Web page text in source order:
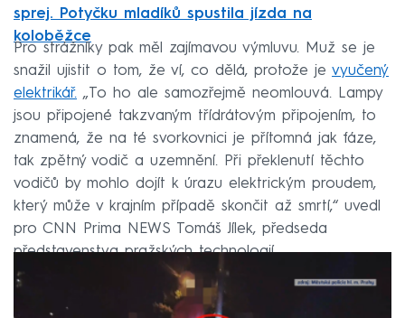
sprej. Potyčku mladíků spustila jízda na
koloběžce
Pro strážníky pak měl zajímavou výmluvu. Muž se je
snažil ujistit o tom, že ví, co dělá, protože je vyučený
elektrikář. „To ho ale samozřejmě neomlouvá. Lampy
jsou připojené takzvaným třídrátovým připojením, to
znamená, že na té svorkovnici je přítomná jak fáze,
tak zpětný vodič a uzemnění. Při překlenutí těchto
vodičů by mohlo dojít k úrazu elektrickým proudem,
který může v krajním případě skončit až smrtí,“ uvedl
pro CNN Prima NEWS Tomáš Jílek, předseda
představenstva pražských technologií.